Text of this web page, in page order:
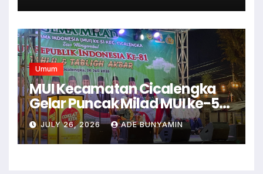
Umum
MUI Kecamatan Cicalengka
Gelar Puncak Milad MUI ke-51
dengan Tabligh Akbar
JULY 26, 2026 ADE BUNYAMIN